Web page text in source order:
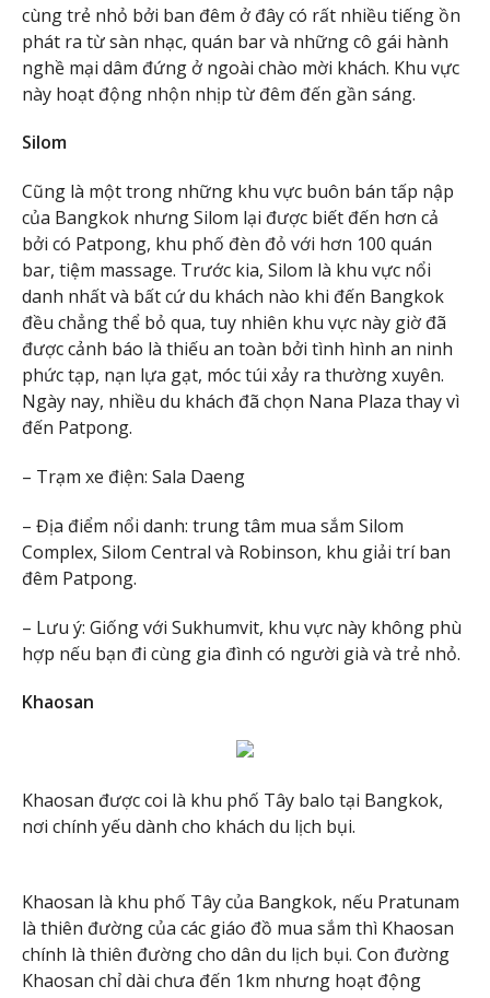
cùng trẻ nhỏ bởi ban đêm ở đây có rất nhiều tiếng ồn
phát ra từ sàn nhạc, quán bar và những cô gái hành
nghề mại dâm đứng ở ngoài chào mời khách. Khu vực
này hoạt động nhộn nhịp từ đêm đến gần sáng.
Silom
Cũng là một trong những khu vực buôn bán tấp nập
của Bangkok nhưng Silom lại được biết đến hơn cả
bởi có Patpong, khu phố đèn đỏ với hơn 100 quán
bar, tiệm massage. Trước kia, Silom là khu vực nổi
danh nhất và bất cứ du khách nào khi đến Bangkok
đều chẳng thể bỏ qua, tuy nhiên khu vực này giờ đã
được cảnh báo là thiếu an toàn bởi tình hình an ninh
phức tạp, nạn lựa gạt, móc túi xảy ra thường xuyên.
Ngày nay, nhiều du khách đã chọn Nana Plaza thay vì
đến Patpong.
– Trạm xe điện: Sala Daeng
– Địa điểm nổi danh: trung tâm mua sắm Silom
Complex, Silom Central và Robinson, khu giải trí ban
đêm Patpong.
– Lưu ý: Giống với Sukhumvit, khu vực này không phù
hợp nếu bạn đi cùng gia đình có người già và trẻ nhỏ.
Khaosan
Khaosan được coi là khu phố Tây balo tại Bangkok,
nơi chính yếu dành cho khách du lịch bụi.
Khaosan là khu phố Tây của Bangkok, nếu Pratunam
là thiên đường của các giáo đồ mua sắm thì Khaosan
chính là thiên đường cho dân du lịch bụi. Con đường
Khaosan chỉ dài chưa đến 1km nhưng hoạt động